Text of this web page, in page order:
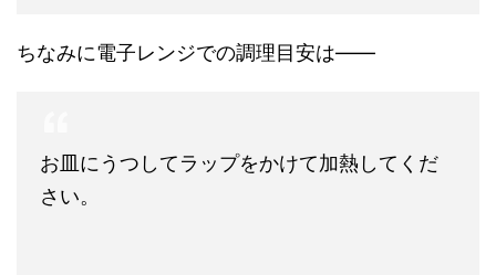
ちなみに電子レンジでの調理目安は――
お皿にうつしてラップをかけて加熱してくだ
さい。